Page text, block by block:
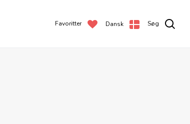
Favoritter Dansk Søg